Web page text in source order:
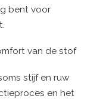
bent voor
van de stof
stijf en ruw
en het